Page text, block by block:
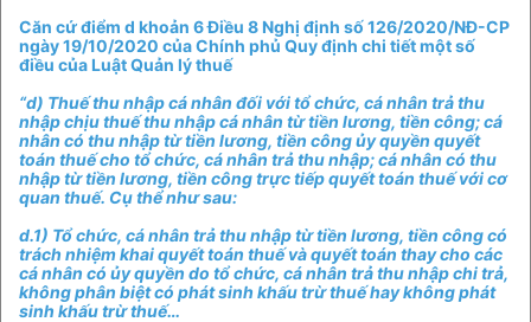
Căn cứ điểm d khoản 6 Điều 8 Nghị định số 126/2020/NĐ-CP
ngày 19/10/2020 của Chính phủ Quy định chi tiết một số
điều của Luật Quản lý thuế
“d) Thuế thu nhập cá nhân đối với tổ chức, cá nhân trả thu
nhập chịu thuế thu nhập cá nhân từ tiền lương, tiền công; cá
nhân có thu nhập từ tiền lương, tiền công ủy quyền quyết
toán thuế cho tổ chức, cá nhân trả thu nhập; cá nhân có thu
nhập từ tiền lương, tiền công trực tiếp quyết toán thuế với cơ
quan thuế. Cụ thể như sau:
d.1) Tổ chức, cá nhân trả thu nhập từ tiền lương, tiền công có
trách nhiệm khai quyết toán thuế và quyết toán thay cho các
cá nhân có ủy quyền do tổ chức, cá nhân trả thu nhập chi trả,
không phân biệt có phát sinh khấu trừ thuế hay không phát
sinh khấu trừ thuế…